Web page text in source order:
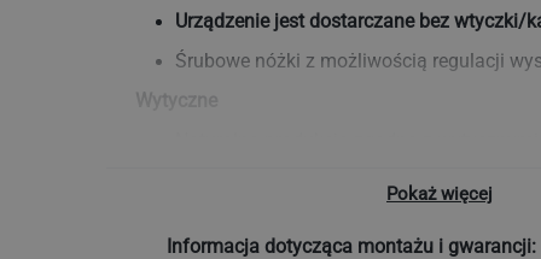
Urządzenie jest dostarczane bez wtyczki/
Śrubowe nóżki z możliwością regulacji
Produkt posiada oznaczenie CE zgodnie z
Materiał zgodny z europejskimi normami
Pokaż więcej
Informacja dotycząca montażu i gwarancji: